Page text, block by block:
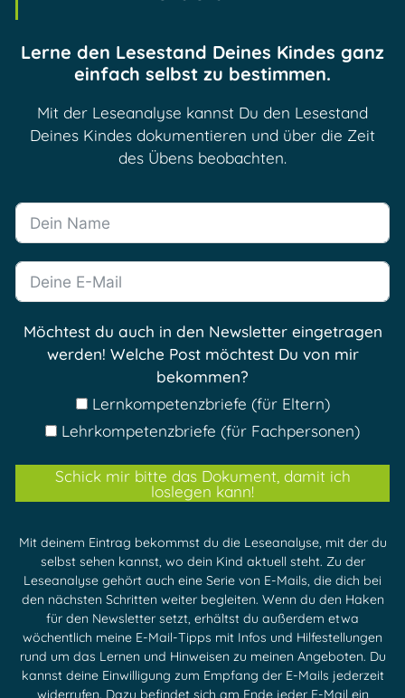
Lerne den Lesestand Deines Kindes ganz
einfach selbst zu bestimmen.
Mit der Leseanalyse kannst Du den Lesestand
Deines Kindes dokumentieren und über die Zeit
des Übens beobachten.
Möchtest du auch in den Newsletter eingetragen
werden! Welche Post möchtest Du von mir
bekommen?
Lernkompetenzbriefe (für Eltern)
Lehrkompetenzbriefe (für Fachpersonen)
Schick mir bitte das Dokument, damit ich
loslegen kann!
Mit deinem Eintrag bekommst du die Leseanalyse, mit der du
selbst sehen kannst, wo dein Kind aktuell steht. Zu der
Leseanalyse gehört auch eine Serie von E-Mails, die dich bei
den nächsten Schritten weiter begleiten. Wenn du den Haken
für den Newsletter setzt, erhältst du außerdem etwa
wöchentlich meine E-Mail-Tipps mit Infos und Hilfestellungen
rund um das Lernen und Hinweisen zu meinen Angeboten. Du
kannst deine Einwilligung zum Empfang der E-Mails jederzeit
widerrufen. Dazu befindet sich am Ende jeder E-Mail ein